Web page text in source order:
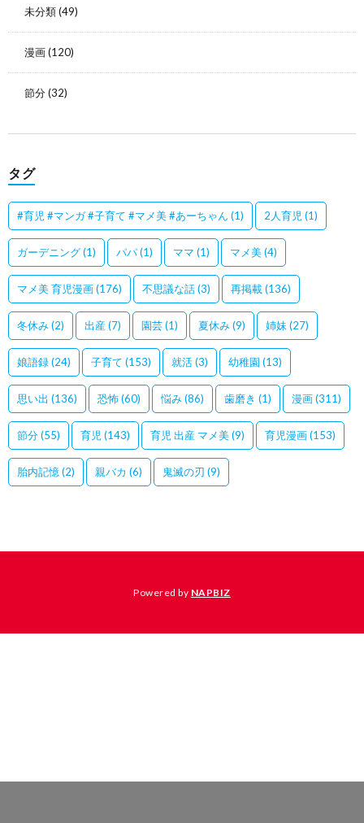
未分類(49)
漫画(120)
節分(32)
タグ
#育児 #マンガ #子育て #マメ美 #あーちゃん (1) 2人育児 (1)
ガーデニング(1) パパ(1) ママ (1) マメ美(4)
マメ美 育児漫画(176) 不思議な話(3) 再掲載(136)
冬休み(2) 出産(7) 園芸(1) 夏休み(9) 姉妹 (27)
娘語録(24) 子育て (153) 就活(3) 幼稚園 (13)
思い出 (136) 恐怖(60) 悩み(86) 歯磨き (1) 漫画(311)
節分(55) 育児 (143) 育児 出産 マメ美(9) 育児漫画(153)
胎内記憶(2) 親バカ (6) 鬼滅の刃 (9)
Powered by NAPBIZ